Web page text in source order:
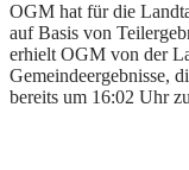
OGM hat für die
auf Basis von
erhielt OGM von der
Gemeindeergebnisse,
bereits um 16:02 Uhr